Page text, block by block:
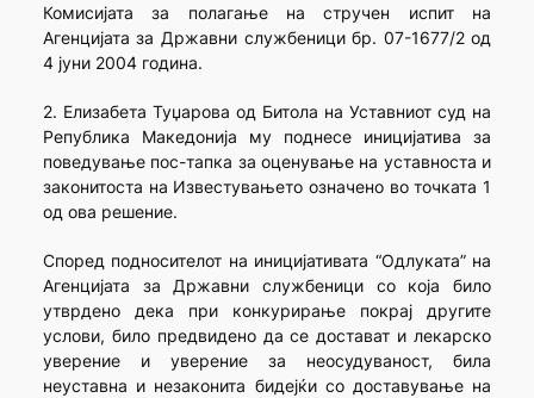
Комисијата за полагање на стручен испит на
Агенцијата за Државни службеници бр. 07-1677/2 од
4 јуни 2004 година.
2. Елизабета Туџарова од Битола на Уставниот суд на
Република Македонија му поднесе иницијатива за
поведување пос-тапка за оценување на уставноста и
законитоста на Известувањето означено во точката 1
од ова решение.
Според подносителот на иницијативата “Одлуката” на
Агенцијата за Државни службеници со која било
утврдено дека при конкурирање покрај другите
услови, било предвидено да се достават и лекарско
уверение и уверение за неосудуваност, била
неуставна и незаконита бидејќи со доставување на